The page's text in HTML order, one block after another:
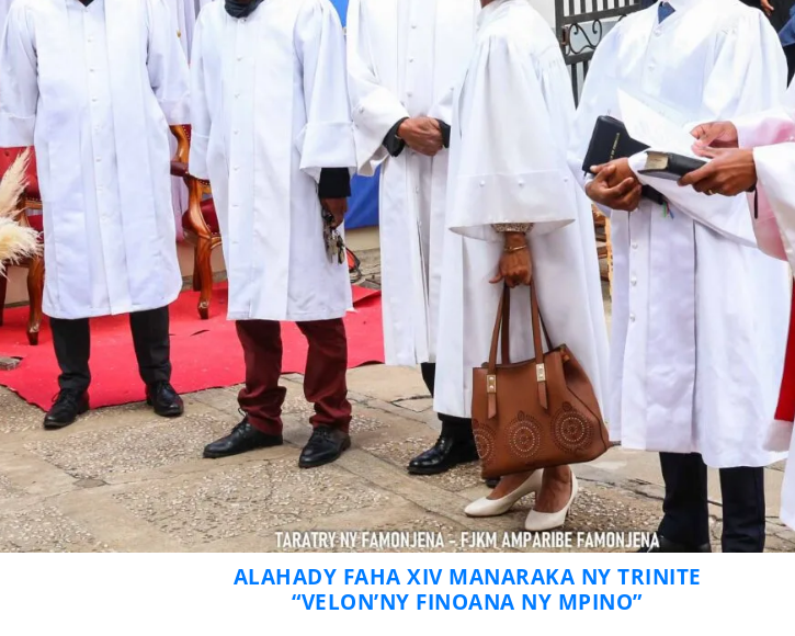
ALAHADY FAHA XIV MANARAKA NY TRINITE
“VELON’NY FINOANA NY MPINO”